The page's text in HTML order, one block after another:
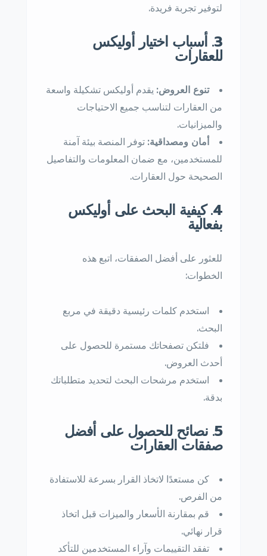
لتوفير تجربة فريدة.
3. أسباب اختيار أوليكس
للعقارات
تنوع العروض: يقدم أوليكس تشكيلة واسعة
من العقارات لتناسب جميع الاحتياجات
والميزانيات.
أمان ومصداقية: توفر المنصة بيئة آمنة
للمستخدمين، مع ضمان المعلومات والتفاصيل
الصحيحة حول العقارات.
4. كيفية البحث على أوليكس
بفعالية
للعثور على أفضل الصفقات، اتبع هذه
الخطوات:
استخدم كلمات رئيسية دقيقة في مربع
البحث.
فلتكن تصفحاتك مستمرة للحصول على
أحدث العروض.
استخدم مرشحات البحث لتحديد متطلباتك
بدقة.
5. نصائح للحصول على أفضل
صفقات العقارات
كن مستعدًا لاتخاذ القرار بسرعة للاستفادة
من الفرص.
قم بمقارنة الأسعار والميزات قبل اتخاذ
قرار نهائي.
تفقد التقييمات وآراء المستخدمين للتأكد